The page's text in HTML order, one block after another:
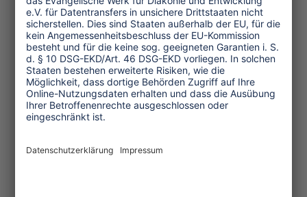
Mittwoch, 09. März 2011, 16.30-18.00
Uhr, ICC, Saal 8:"Die arabische Welt im
Umbruch:Wohin geht die Reise?"
Studiosus-Gespräch mit Friedemann
Büttner (Arbeitsstelle für Politik des
Vorderen Orient, FU Berlin), Mai Haikal
(Kunst- und Kulturwissenschaftlerin,
Watch) und anderen.